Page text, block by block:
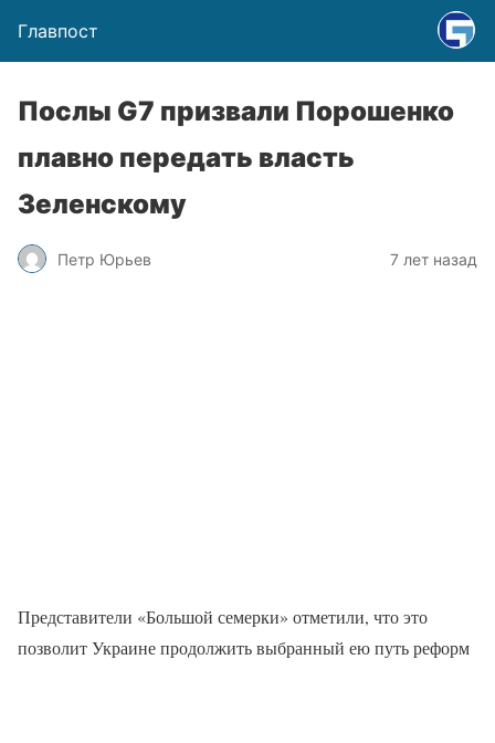
Главпост
Послы G7 призвали Порошенко
плавно передать власть
Зеленскому
Петр Юрьев 7 лет назад
Представители «Большой семерки» отметили, что это
позволит Украине продолжить выбранный ею путь реформ